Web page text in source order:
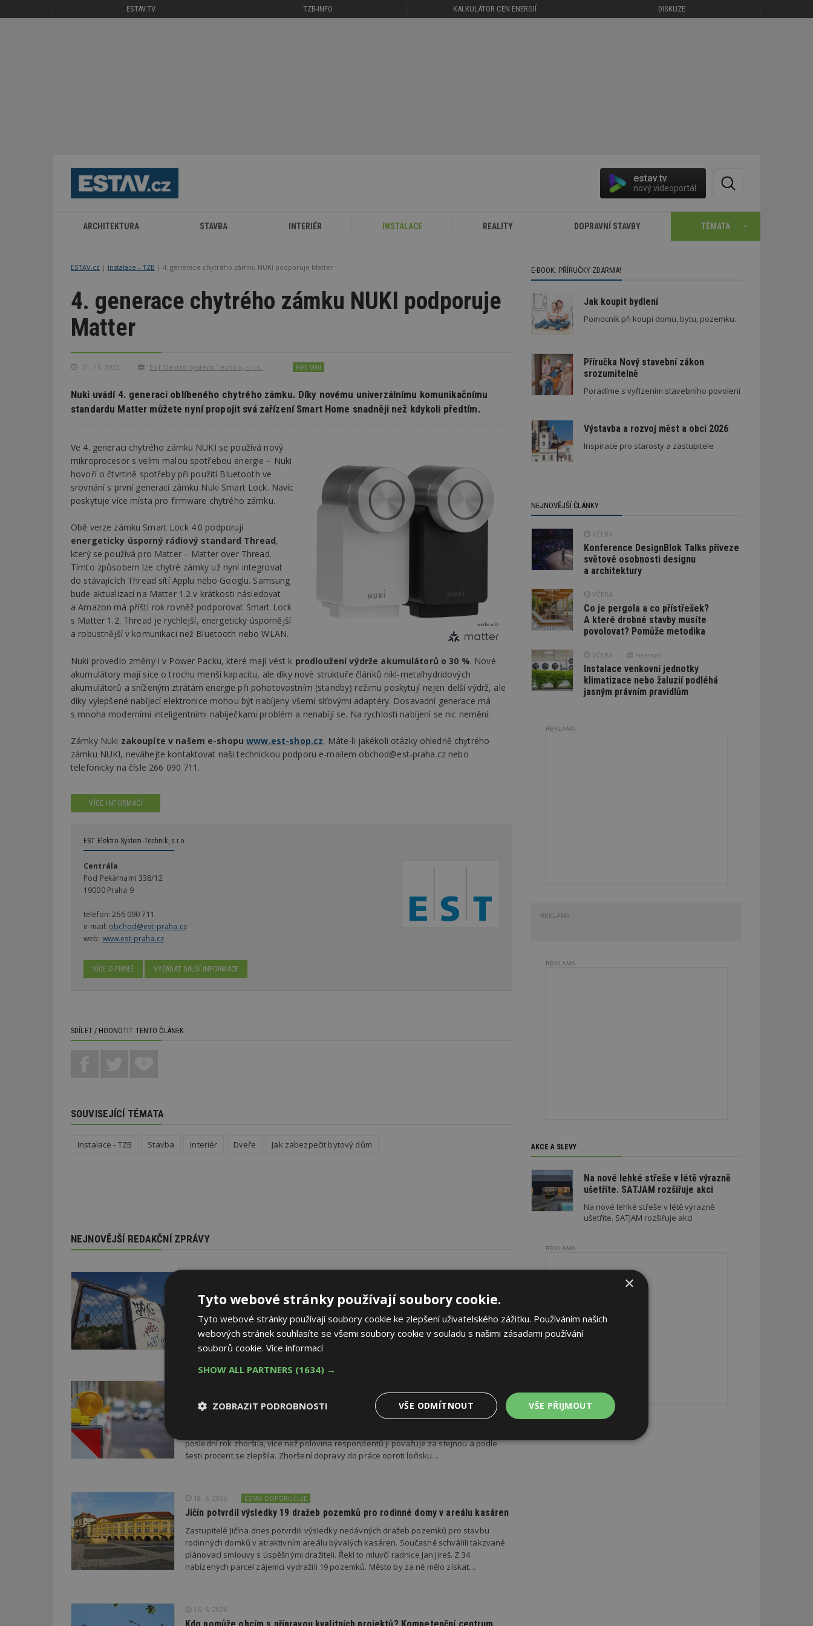
ESTAV.TV TZB-INFO KALKULÁTOR CEN ENERGIÍ DISKUZE
estav.tv
nový videoportál
ARCHITEKTURA STAVBA INTERIÉR INSTALACE REALITY DOPRAVNÍ STAVBY TÉMATA
ESTAV.cz Instalace - TZB 4. generace chytrého zámku NUKI podporuje Matter
4. generace chytrého zámku NUKI podporuje
Matter
21. 11. 2023 EST Elektro-System-Technik, s.r.o. FIREMNÍ
Nuki uvádí 4. generaci oblíbeného chytrého zámku. Díky novému univerzálnímu komunikačnímu
standardu Matter můžete nyní propojit svá zařízení Smart Home snadněji než kdykoli předtím.
Ve 4. generaci chytrého zámku NUKI se používá nový
mikroprocesor s velmi malou spotřebou energie – Nuki
hovoří o čtvrtině spotřeby při použití Bluetooth ve
srovnání s první generací zámku Nuki Smart Lock. Navíc
poskytuje více místa pro firmware chytrého zámku.
Obě verze zámku Smart Lock 4.0 podporují
energeticky úsporný rádiový standard Thread,
který se používá pro Matter – Matter over Thread.
Tímto způsobem lze chytré zámky už nyní integrovat
do stávajících Thread sítí Applu nebo Googlu. Samsung
bude aktualizací na Matter 1.2 v krátkosti následovat
a Amazon má příští rok rovněž podporovat Smart Lock
s Matter 1.2. Thread je rychlejší, energeticky úspornější
a robustnější v komunikaci než Bluetooth nebo WLAN.
Nuki provedlo změny i v Power Packu, které mají vést k prodloužení výdrže akumulátorů o 30 %. Nové
akumulátory mají sice o trochu menší kapacitu, ale díky nové struktuře článků nikl-metalhydridových
akumulátorů a sníženým ztrátám energie při pohotovostním (standby) režimu poskytují nejen delší výdrž, ale
díky vylepšené nabíjecí elektronice mohou být nabíjeny všemi síťovými adaptéry. Dosavadní generace má
s mnoha moderními inteligentními nabíječkami problém a nenabíjí se. Na rychlosti nabíjení se nic nemění.
Zámky Nuki zakoupíte v našem e-shopuwww.est-shop.cz. Máte-li jakékoli otázky ohledně chytrého
zámku NUKI, neváhejte kontaktovat naši technickou podporu e-mailem obchod@est-praha.cz nebo
telefonicky na čísle 266 090 711.
VÍCE INFORMACÍ
EST Elektro-System-Technik, s.r.o.
Centrála
Pod Pekárnami 338/12
19000 Praha 9
telefon:266 090 711
e-mail: obchod@est-praha.cz
web: www.est-praha.cz
VÍCE O FIRMĚ VYŽÁDAT DALŠÍ INFORMACE
SDÍLET / HODNOTIT TENTO ČLÁNEK
SOUVISEJÍCÍ TÉMATA
Instalace - TZB Stavba Interiér Dveře Jak zabezpečit bytový dům
NEJNOVĚJŠÍ REDAKČNÍ ZPRÁVY
Soutěž Brownfield roku 2026
Agentura CzechInvest vyhlásila první ročník soutěže Brownfield roku 2026, která
oceňuje nejzdařilejší projekty revitalizace brownfieldů měst a obcí z celé České
republiky.
Průzkum: Třetina lidí se špatnou dopravou do práce se chce přestěhovat
Třetina lidí, která považuje dopravní dostupnost z bydlení do práce za špatnou, se
poslední rok zhoršila, více než polovina respondentů ji považuje za stejnou a podle
šesti procent se zlepšila. Zhoršení dopravy do práce oproti loňsku…
18. 6. 2026 ESTAV DOPORUČUJE
Jičín potvrdil výsledky 19 dražeb pozemků pro rodinné domy v areálu kasáren
Zastupitelé Jičína dnes potvrdili výsledky nedávných dražeb pozemků pro stavbu
rodinných domků v atraktivním areálu bývalých kasáren. Současně schválili takzvané
plánovací smlouvy s úspěšnými dražiteli. Řekl to mluvčí radnice Jan Jireš. Z 34
nabízených parcel zájemci vydražili 19 pozemků. Město by za ně mělo získat…
16. 6. 2026
Kdo pomůže obcím s přípravou kvalitních projektů? Kompetenční centrum
E-BOOK: PŘÍRUČKY ZDARMA!
Jak koupit bydlení
Pomocník při koupi domu, bytu, pozemku.
Příručka Nový stavební zákon
srozumitelně
Poradíme s vyřízením stavebního povolení
Výstavba a rozvoj měst a obcí 2026
Inspirace pro starosty a zastupitele
NEJNOVĚJŠÍ ČLÁNKY
VČERA
Konference DesignBlok Talks přiveze
světové osobnosti designu
a architektury
VČERA
Co je pergola a co přístřešek?
A které drobné stavby musíte
povolovat? Pomůže metodika
VČERA Firemní
Instalace venkovní jednotky
klimatizace nebo žaluzií podléhá
jasným právním pravidlům
REKLAMA
REKLAMA
REKLAMA
AKCE A SLEVY
Na nové lehké střeše v létě výrazně
ušetříte. SATJAM rozšiřuje akci
Na nové lehké střeše v létě výrazně
ušetříte. SATJAM rozšiřuje akci
REKLAMA
×
Tyto webové stránky používají soubory cookie.
Tyto webové stránky používají soubory cookie ke zlepšení uživatelského zážitku. Používáním našich
webových stránek souhlasíte se všemi soubory cookie v souladu s našimi zásadami používání
souborů cookie. Více informací
SHOW ALL PARTNERS (1634) →
VŠE PŘIJMOUT
VŠE ODMÍTNOUT
ZOBRAZIT PODROBNOSTI
Nezbytně
nutné soubory
Výkonové
soubory
Soubory cílení
Funkční
Nezařazené
Nezbytně nutné soubory Výkonové soubory Soubory cílení
Nezbytně nutné soubory cookie umožňují základní funkce webových stránek, jako je přihlášení uživatele a správa účtu.
Webové stránky nelze bez nezbytně nutných souborů cookie správně používat.
_hjIncludedInPageviewSample
www.estav.cz
minuty
Hotjar o tom, zda je tento návštěvník zahrnut do